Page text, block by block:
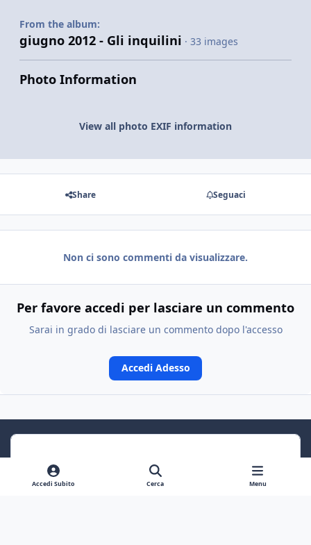
From the album:
giugno 2012 - Gli inquilini · 33 images
Photo Information
View all photo EXIF information
Share Seguaci
Non ci sono commenti da visualizzare.
Per favore accedi per lasciare un commento
Sarai in grado di lasciare un commento dopo l'accesso
Accedi Adesso
Accedi Subito Cerca Menu